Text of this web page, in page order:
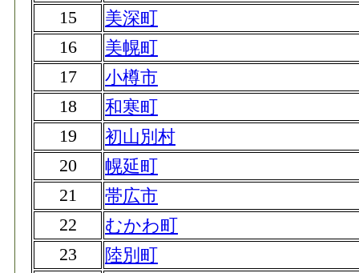
15
美深町
16
美幌町
17
小樽市
18
和寒町
19
初山別村
20
幌延町
21
帯広市
22
むかわ町
23
陸別町